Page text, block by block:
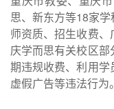
思、新东方等18家
师资质、招生收费
庆学而思有关校区
期违规收费、利用学
虚假广告等违法行为。